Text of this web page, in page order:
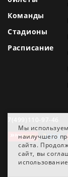
Мы
наилучшего
сайта.
сайт, вы
Команды
Стадионы
Расписание